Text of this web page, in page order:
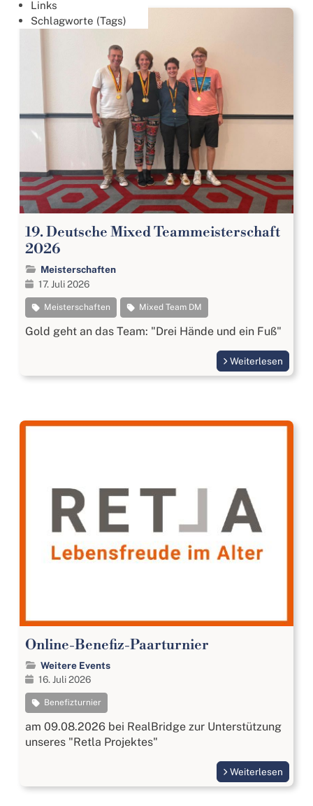
Links
Schlagworte (Tags)
19. Deutsche Mixed Teammeisterschaft
2026
Meisterschaften
17. Juli 2026
Meisterschaften Mixed Team DM
Gold geht an das Team: "Drei Hände und ein Fuß"
Weiterlesen
Online-Benefiz-Paarturnier
Weitere Events
16. Juli 2026
Benefizturnier
am 09.08.2026 bei RealBridge zur Unterstützung
unseres "Retla Projektes"
Weiterlesen